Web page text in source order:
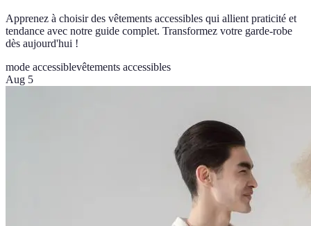
Apprenez à choisir des vêtements accessibles qui allient praticité et
tendance avec notre guide complet. Transformez votre garde-robe
dès aujourd'hui !
mode accessiblevêtements accessibles
Aug 5